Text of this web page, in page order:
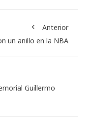
Anterior
un anillo en la NBA
Guillermo